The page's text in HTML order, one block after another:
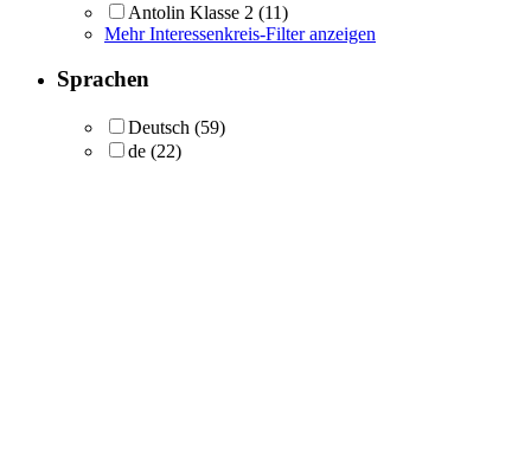
Antolin Klasse 2 (11)
Mehr Interessenkreis-Filter anzeigen
Sprachen
Deutsch (59)
de (22)